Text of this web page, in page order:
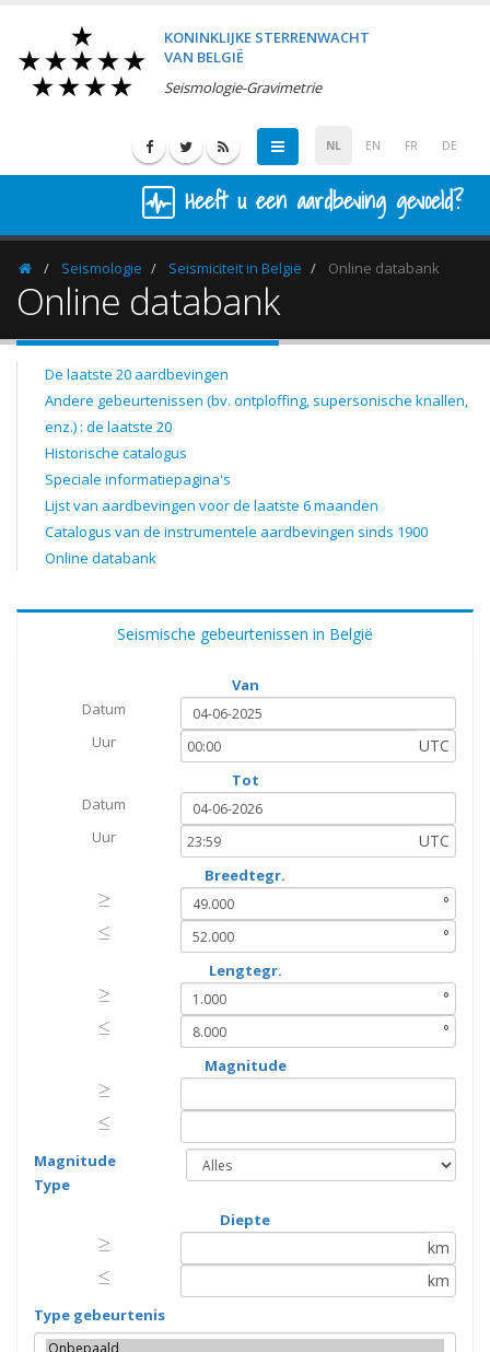
KONINKLIJKE STERRENWACHT
VAN BELGIË
Seismologie-Gravimetrie
NL EN FR DE
Heeft u een aardbeving gevoeld?
HomepageSeismologie Seismiciteit in België Online databank
Online databank
De laatste 20 aardbevingen
Andere gebeurtenissen (bv. ontploffing, supersonische knallen,
enz.) : de laatste 20
Historische catalogus
Speciale informatiepagina's
Lijst van aardbevingen voor de laatste 6 maanden
Catalogus van de instrumentele aardbevingen sinds 1900
Online databank
Seismische gebeurtenissen in België
Van
Datum
Uur
UTC
Tot
Datum
Uur
UTC
Breedtegr.
≥
≥
°
≤
≤ °
Lengtegr.
≥
≥
°
≤
≤ °
Magnitude
≥
≥
≤
≤
Magnitude
Type
Diepte
≥
≥
km
≤
≤ km
Type gebeurtenis